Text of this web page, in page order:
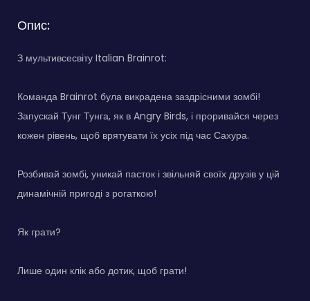
Опис:
З мультивсесвіту Italian Brainrot:
Команда Brainrot була викрадена заздрісними зомбі!
Запускай Тунг Тунга, як в Angry Birds, і проривайся через
кожен рівень, щоб врятувати їх усіх під час Сахура.
Розбивай зомбі, уникай пасток і звільняй своїх друзів у цій
динамічній пригоді з рогаткою!
Як грати?
Лише один клік або дотик, щоб грати!